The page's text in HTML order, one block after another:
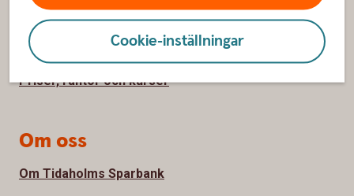
Cookie-inställningar
Hitta bankkontor
Bli kund
Priser, räntor och kurser
Om oss
Om Tidaholms Sparbank